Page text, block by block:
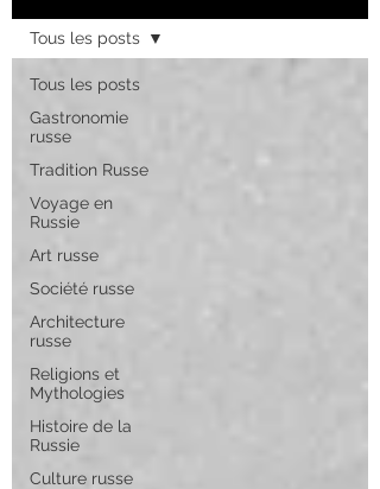
Tous les posts
Gastronomie
russe
Tradition Russe
Voyage en
Russie
Art russe
Société russe
Architecture
russe
Religions et
Mythologies
Histoire de la
Russie
Culture russe
Tous les posts